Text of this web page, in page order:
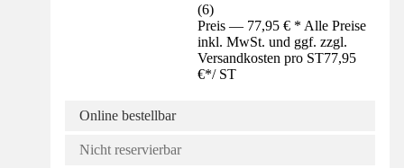
(6)
Preis — 77,95 € * Alle Preise
inkl. MwSt. und ggf. zzgl.
Versandkosten pro ST77,95
€*/ ST
Online bestellbar
Nicht reservierbar